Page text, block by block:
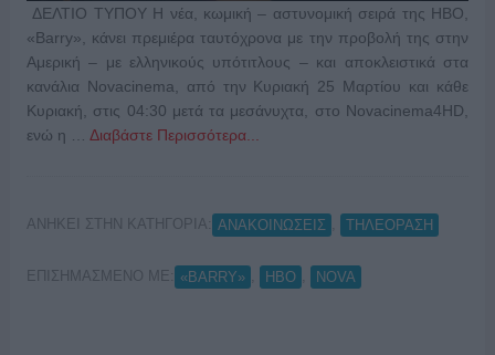
ΔΕΛΤΙΟ ΤΥΠΟΥ Η νέα, κωμική – αστυνομική σειρά της HBO,
«Barry», κάνει πρεμιέρα ταυτόχρονα με την προβολή της στην
Αμερική – με ελληνικούς υπότιτλους – και αποκλειστικά στα
κανάλια Novacinema, από την Κυριακή 25 Μαρτίου και κάθε
Κυριακή, στις 04:30 μετά τα μεσάνυχτα, στο Novacinema4HD,
ενώ η … Διαβάστε Περισσότερα...
ΑΝΗΚΕΙ ΣΤΗΝ ΚΑΤΗΓΟΡΙΑ: ΑΝΑΚΟΙΝΩΣΕΙΣ ΤΗΛΕΟΡΑΣΗ
ΕΠΙΣΗΜΑΣΜΕΝΟ ΜΕ: «BARRY» HBO NOVA